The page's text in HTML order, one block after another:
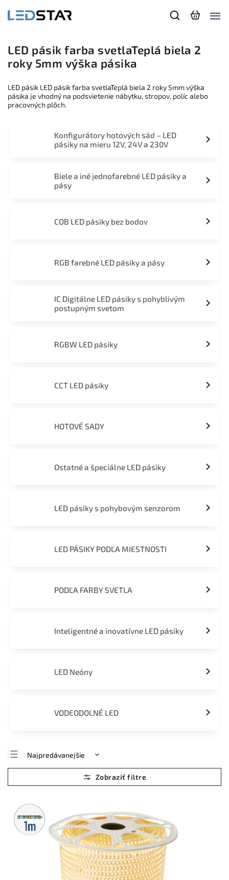
LED pásik farba svetlaTeplá biela 2
roky 5mm výška pásika
LED pásik LED pásik farba svetlaTeplá biela 2 roky 5mm výška
pásika je vhodný na podsvietenie nábytku, stropov, políc alebo
pracovných plôch.
Konfigurátory hotových sád – LED
pásiky na mieru 12V, 24V a 230V
Biele a iné jednofarebné LED pásiky a
pásy
COB LED pásiky bez bodov
RGB farebné LED pásiky a pásy
IC Digitálne LED pásiky s pohyblivým
postupným svetom
RGBW LED pásiky
CCT LED pásiky
HOTOVÉ SADY
Ostatné a špeciálne LED pásiky
LED pásiky s pohybovým senzorom
LED PÁSIKY PODĽA MIESTNOSTI
PODĽA FARBY SVETLA
Inteligentné a inovatívne LED pásiky
LED Neóny
VODEODOLNÉ LED
Najpredávanejšie
Najlacnejšie
Najdrahšie
Abecedne
Metrážny
predaj